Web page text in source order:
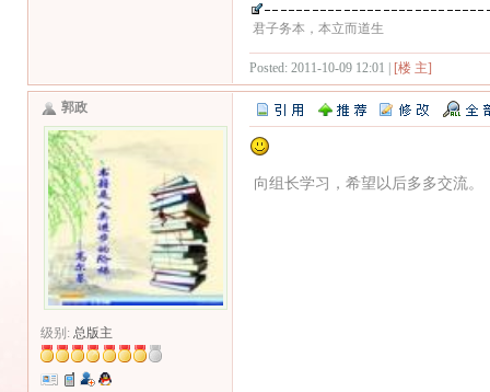
君子务本，本立而道生
Posted: 2011-10-09 12:01 | [楼 主]
郭政
级别: 总版主
向组长学习，希望以后多多交流。